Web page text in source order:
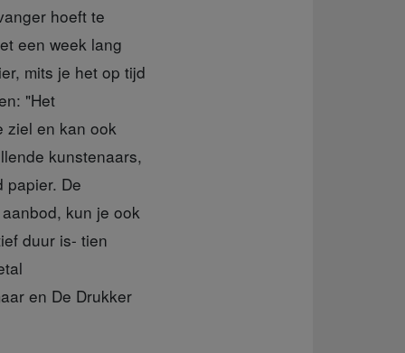
hoeft te
een week lang
mits je het op tijd
"Het
ziel en kan ook
kunstenaars,
papier. De
kun je ook
duur is- tien
en De Drukker